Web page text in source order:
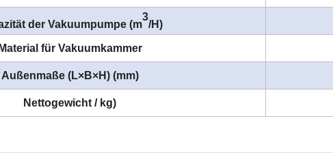
der Vakuumpumpe (m
3
/H)
Material für Vakuumkammer
Außenmaße (L×B×H) (mm)
Nettogewicht / kg)